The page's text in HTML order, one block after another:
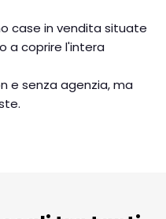
case in vendita situate
a coprire l'intera
e senza agenzia, ma